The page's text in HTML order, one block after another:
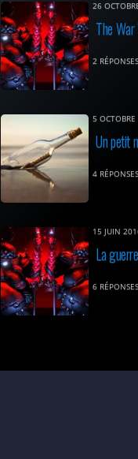
26
The
2 RÉPONSES
5
Un petit
4 RÉPONSES
15 JUIN
La
6 RÉPONSES